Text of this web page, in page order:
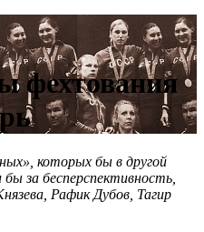
фехтования
которых бы в другой
за бесперспективность,
Рафик Дубов, Тагир